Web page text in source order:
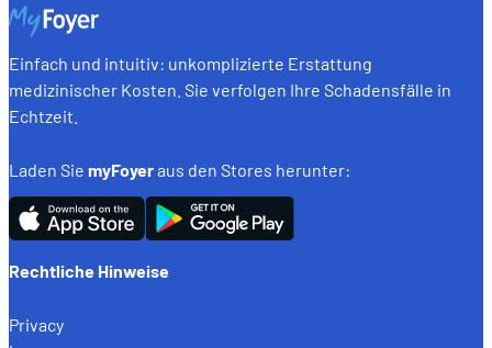
Einfach und intuitiv: unkomplizierte Erstattung
medizinischer Kosten. Sie verfolgen Ihre Schadensfälle in
Echtzeit.
Laden Sie myFoyeraus den Stores herunter:
Rechtliche Hinweise
Privacy